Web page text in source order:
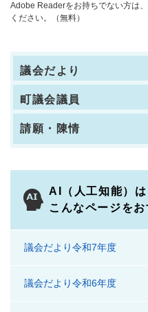
Adobe Readerをお持ちでない方は
ください。（無料）
議会だより
町議会議員
請願・陳情
AI（人工知能）は
こんなページを
議会だより令和7年度
議会だより令和6年度